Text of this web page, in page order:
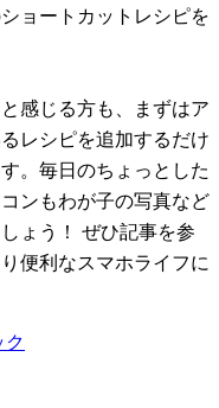
ョートカットレシピを
感じる方も、まずはア
レシピを追加するだけ
。毎日のちょっとした
ンもわが子の写真など
ょう！ ぜひ記事を参
便利なスマホライフに
ク